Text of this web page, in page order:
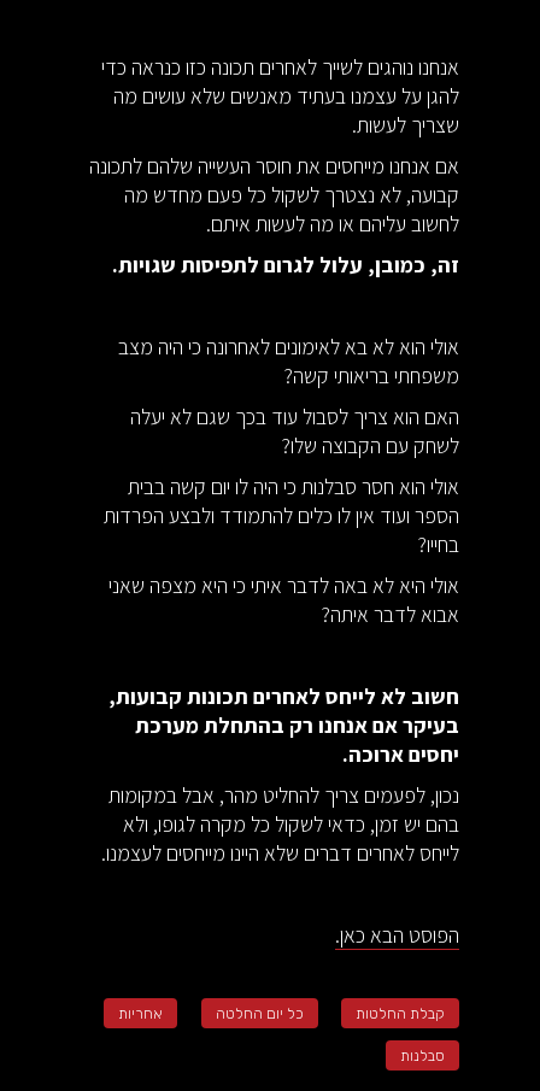
אנחנו נוהגים לשייך לאחרים תכונה כזו כנראה כדי
להגן על עצמנו בעתיד מאנשים שלא עושים מה
שצריך לעשות.
אם אנחנו מייחסים את חוסר העשייה שלהם לתכונה
קבועה, לא נצטרך לשקול כל פעם מחדש מה
לחשוב עליהם או מה לעשות איתם.
זה, כמובן, עלול לגרום לתפיסות שגויות.
אולי הוא לא בא לאימונים לאחרונה כי היה מצב
משפחתי בריאותי קשה?
האם הוא צריך לסבול עוד בכך שגם לא יעלה
לשחק עם הקבוצה שלו?
אולי הוא חסר סבלנות כי היה לו יום קשה בבית
הספר ועוד אין לו כלים להתמודד ולבצע הפרדות
בחייו?
אולי היא לא באה לדבר איתי כי היא מצפה שאני
אבוא לדבר איתה?
חשוב לא לייחס לאחרים תכונות קבועות,
בעיקר אם אנחנו רק בהתחלת מערכת
יחסים ארוכה.
נכון, לפעמים צריך להחליט מהר, אבל במקומות
בהם יש זמן, כדאי לשקול כל מקרה לגופו, ולא
לייחס לאחרים דברים שלא היינו מייחסים לעצמנו.
הפוסט הבא כאן.
קבלת החלטות כל יום החלטה אחריות
סבלנות